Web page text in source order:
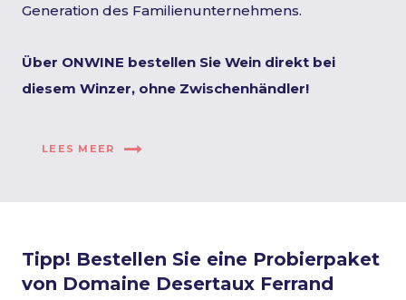
Generation des Familienunternehmens.
Über ONWINE bestellen Sie Wein direkt bei
diesem Winzer, ohne Zwischenhändler!
LEES MEER
Tipp! Bestellen Sie eine Probierpaket
von Domaine Desertaux Ferrand